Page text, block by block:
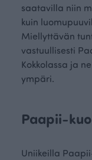
saatavilla niin
kuin
Miellyttävän
vastuullisesti
Kokkolassa ja
ympäri.
Paapii-
Uniikeilla